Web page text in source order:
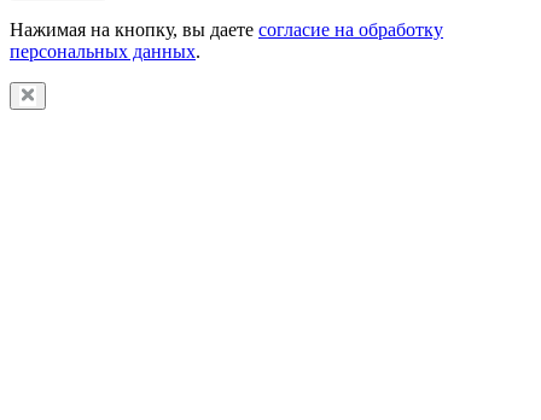
Нажимая на кнопку, вы даете согласие на обработку
персональных данных.